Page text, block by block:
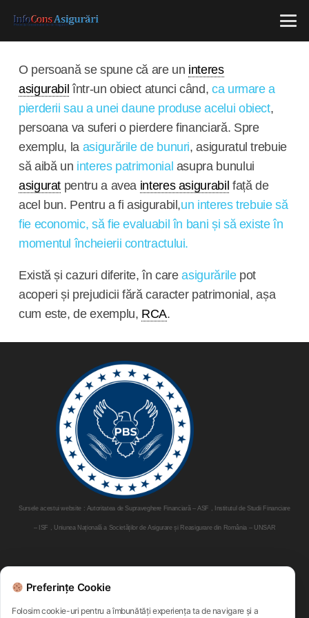
O persoană se spune că are un interes
asigurabil într-un obiect atunci când, ca urmare a
pierderii sau a unei daune produse acelui obiect,
persoana va suferi o pierdere financiară. Spre
exemplu, la asigurările de bunuri, asiguratul trebuie
să aibă un interes patrimonial asupra bunului
asigurat pentru a avea interes asigurabil față de
acel bun. Pentru a fi asigurabil,un interes trebuie să
fie economic, să fie evaluabil în bani și să existe în
momentul încheierii contractului.
Există și cazuri diferite, în careasigurărilepot
acoperi și prejudicii fără caracter patrimonial, așa
cum este, de exemplu, RCA.
Sursele acestui website : Autoritatea de Supraveghere Financiară – ASF , Institutul de Studii Financiare
– ISF , Uniunea Națională a Societăților de Asigurare și Reasigurare din România – UNSAR
Parteneri:
Preferințe Cookie
Folosim cookie-uri pentru a îmbunătăți experiența ta de navigare și a